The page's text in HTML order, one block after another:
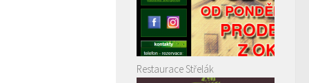
Restaurace Střelák